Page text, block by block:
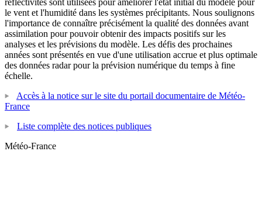
le vent et l'humidité dans les systèmes précipitants. Nous soulignons
l'importance de connaître précisément la qualité des données avant
assimilation pour pouvoir obtenir des impacts positifs sur les
analyses et les prévisions du modèle. Les défis des prochaines
années sont présentés en vue d'une utilisation accrue et plus optimale
des données radar pour la prévision numérique du temps à fine
échelle.
Accès à la notice sur le site du portail documentaire de Météo-
France
Liste complète des notices publiques
Météo-France